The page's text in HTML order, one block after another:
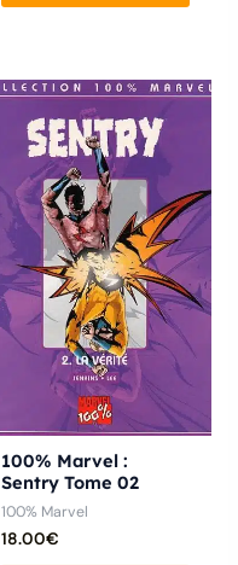
100% Marvel :
Sentry Tome 02
100% Marvel
18.00€